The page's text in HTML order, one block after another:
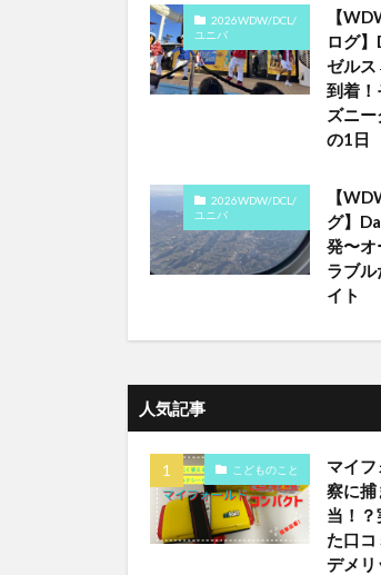
2026WDW/DCL/
ユニバ
【
ログ
ゼル
到着！
ズニ
の1日
2026WDW/DCL/
ユニバ
【
グ】
発〜オ
ラブ
イト
人気記事
こどものこと
マイ
察に捕
当！
た口コ
デメリ